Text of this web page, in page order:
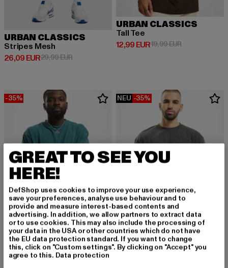
URBAN CLASSICS
Stripes Mesh
26,09 EUR
Derzeitiger Preis: 26,09 EUR
29,99 EURAktionspreis: 29,99 EUR
URBAN CLASSICS
Tall Tee
12,99 EUR
Derzeitiger Preis: 12,99 EUR
19,99 EURAktionspreis:
-35%
URBAN CLASSICS
Tall
12,99 EUR
Derzeitiger Preis: 12,99 EUR
19,99 EURAktionspreis: 19,99 EUR
NEU -35%
URBAN CLASSICS
Tall Tee
GREAT TO SEE YOU
HERE!
DefShop uses cookies to improve your use experience,
save your preferences, analyse use behaviour and to
provide and measure interest-based contents and
advertising. In addition, we allow partners to extract data
or to use cookies. This may also include the processing of
your data in the USA or other countries which do not have
the EU data protection standard. If you want to change
this, click on "Custom settings". By clicking on "Accept" you
agree to this. Data protection